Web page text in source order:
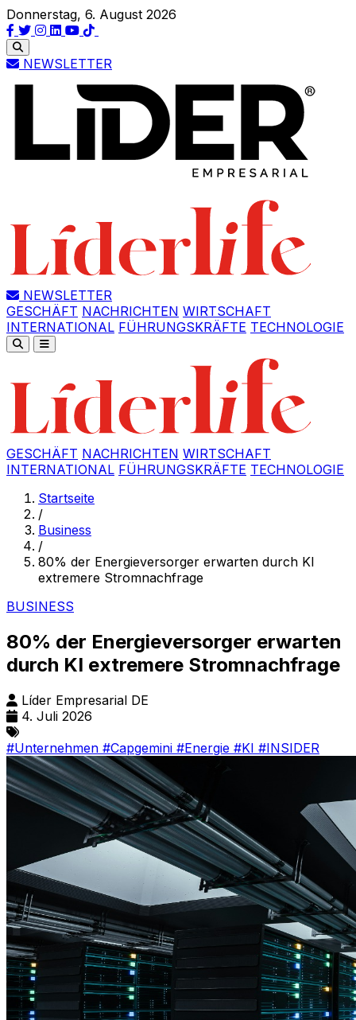
Donnerstag, 6. August 2026
NEWSLETTER
NEWSLETTER
GESCHÄFT NACHRICHTEN WIRTSCHAFT
INTERNATIONAL FÜHRUNGSKRÄFTE TECHNOLOGIE
GESCHÄFT NACHRICHTEN WIRTSCHAFT
INTERNATIONAL FÜHRUNGSKRÄFTE TECHNOLOGIE
Startseite
/
Business
/
80% der Energieversorger erwarten durch KI
extremere Stromnachfrage
BUSINESS
80% der Energieversorger erwarten
durch KI extremere Stromnachfrage
Líder Empresarial DE
4. Juli 2026
#Unternehmen #Capgemini #Energie #KI #INSIDER